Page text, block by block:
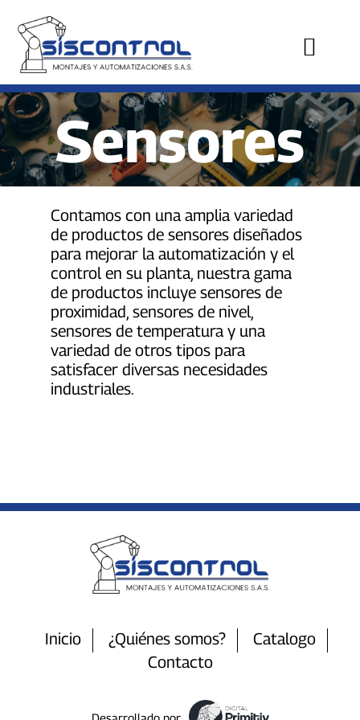
Sensores
Contamos con una amplia variedad
de productos de sensores diseñados
para mejorar la automatización y el
control en su planta, nuestra gama
de productos incluye sensores de
proximidad, sensores de nivel,
sensores de temperatura y una
variedad de otros tipos para
satisfacer diversas necesidades
industriales.
Inicio ¿Quiénes somos?
Catalogo
Contacto